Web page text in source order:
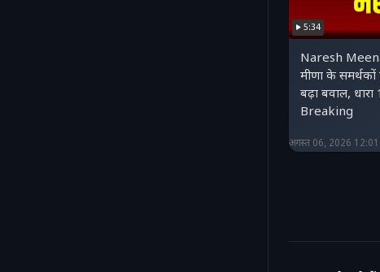
5:34
Naresh
मीणा के
बढ़ा बवाल, धारा
Breaking
अगस्त 06, 2026